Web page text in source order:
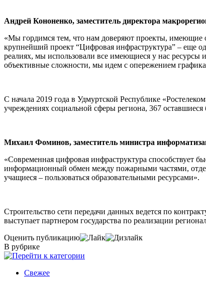
Андрей Кононенко, заместитель директора
«Мы гордимся тем, что нам доверяют проекты, имеющие
крупнейший проект “Цифровая инфраструктура” – еще
реалиях, мы использовали все имеющиеся у нас
объективные сложности, мы идем с опережением
С начала 2019 года в Удмуртской Республике
учреждениях социальной сферы региона, 367
Михаил Фоминов, заместитель министра
«Современная цифровая инфраструктура способствует
информационный обмен между пожарными частями,
учащиеся – пользоваться образовательными ресурсами».
Строительство сети передачи данных ведется по
выступает партнером государства по реализации
Оценить публикацию
В рубрике
Свежее